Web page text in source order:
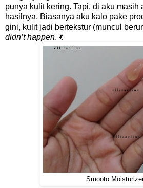
punya kulit kering. Tapi, di aku masih
hasilnya. Biasanya aku kalo pake
gini, kulit jadi bertekstur (muncul
didn’t happen. 💃
Smooto